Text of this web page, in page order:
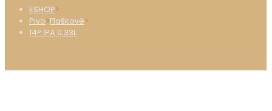
ESHOP>
Pivo>Flaškové>
14° IPA 0,33L